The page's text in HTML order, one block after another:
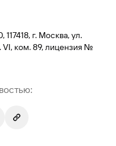
г. Москва, ул.
VI, ком. 89, лицензия №